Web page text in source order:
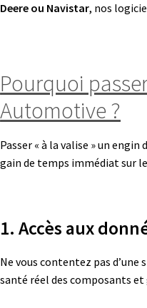
Deere ou Navistar, nos
Pourquoi
Automotive ?
Passer « à la valise » un
gain de temps immédiat sur
1. Accès aux
Ne vous contentez pas d’une
santé réel des composants